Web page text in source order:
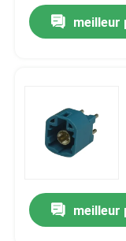
Maison
Vidéos
Visite de l'usine
meilleur
meilleur